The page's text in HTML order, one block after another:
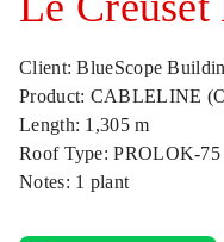
Client: BlueScope
Product: CABLELINE
Length: 1,305 m
Roof Type: PROLOK-75
Notes: 1 plant